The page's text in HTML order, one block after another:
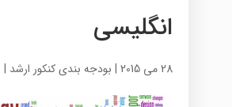
انگلیسی
28 می 2015 | بودجه بندی کنکور ارشد |